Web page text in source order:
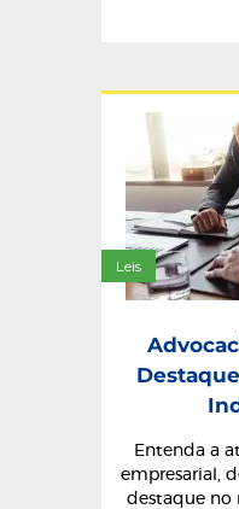
Leis
Entenda a
empresarial,
destaque no